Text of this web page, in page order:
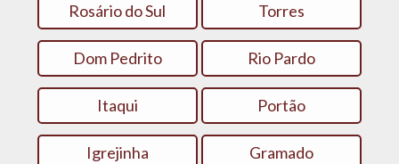
Rosário do Sul Torres
Dom Pedrito Rio Pardo
Itaqui Portão
Igrejinha Gramado